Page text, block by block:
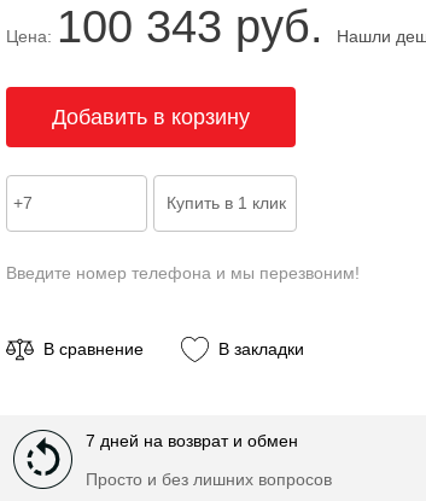
Цена: 100 343 руб. Нашли
Введите номер телефона и мы перезвоним!
В сравнение В закладки
7 дней на возврат и обмен
Просто и без лишних вопросов